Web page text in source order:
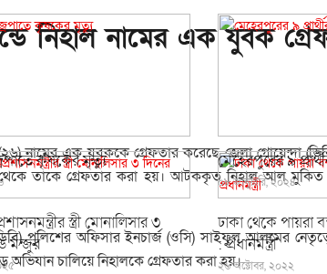
নিহাল নামের এক যুবক
নামের এক যুবককে গ্রেফতার করেছে জেলা গোয়েন্দা
থেকে তাকে গ্রেফতার করা হয়। আটককৃত নিহাল আল
পুলিশের অফিসার ইনচার্জ (ওসি) সাইফুল আলমের
চালিয়ে নিহালকে গ্রেফতার করা হয়।
কৃষকের মৃত্যু মেহেরপুরের ৯
০৮ জানুয়ারি, ২০২৪
স্ত্রী মোনালিসার ৩
মন্জুর
ঢাকা থেকে পায়রা
: প্রধানমন্ত্রী
২৬ অক্টোবর, ২০২২